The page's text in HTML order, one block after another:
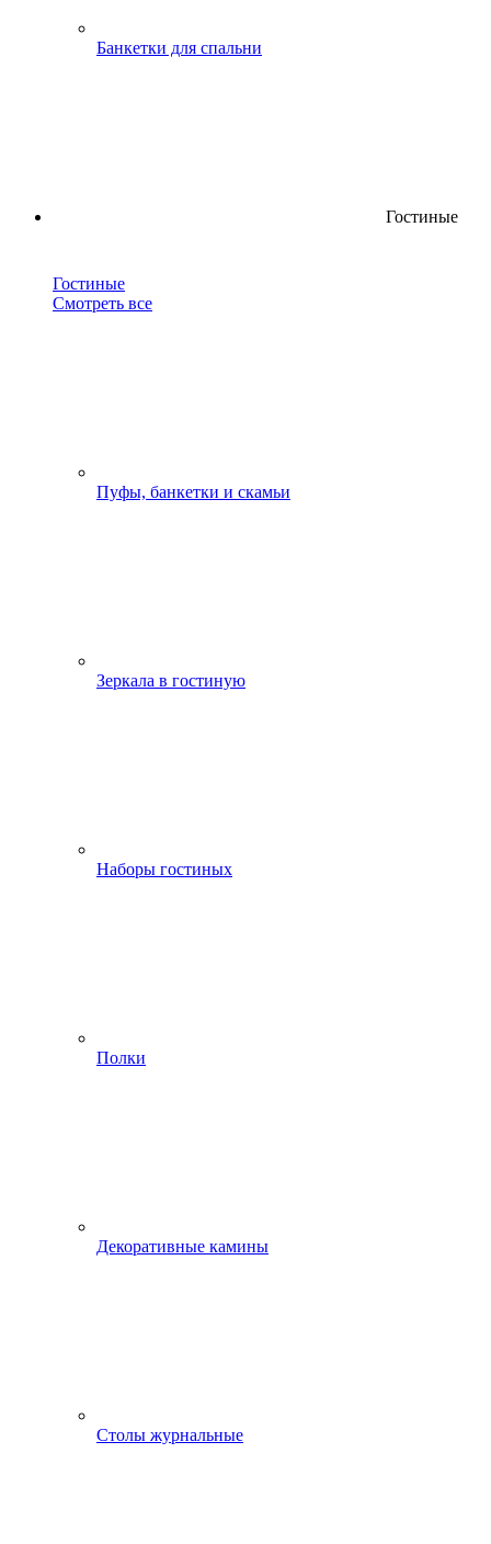
Банкетки для спальни
Гостиные
Гостиные
Смотреть все
Пуфы, банкетки и скамьи
Зеркала в гостиную
Наборы гостиных
Полки
Декоративные камины
Столы журнальные